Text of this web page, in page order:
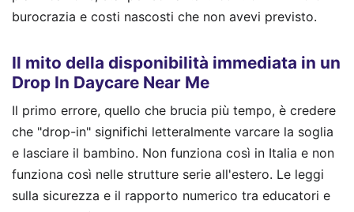
burocrazia e costi nascosti che non avevi previsto.
Il mito della disponibilità immediata in un
Drop In Daycare Near Me
Il primo errore, quello che brucia più tempo, è credere
che "drop-in" significhi letteralmente varcare la soglia
e lasciare il bambino. Non funziona così in Italia e non
funziona così nelle strutture serie all'estero. Le leggi
sulla sicurezza e il rapporto numerico tra educatori e